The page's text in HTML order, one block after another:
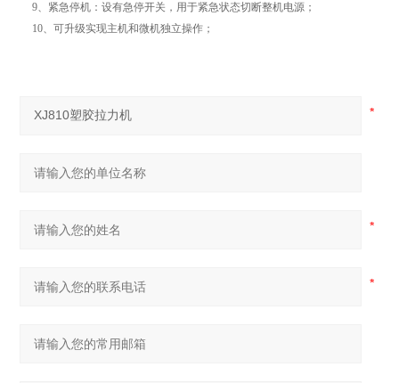
9、紧急停机：设有急停开关，用于紧急状态切断整机电源；
10、可升级实现主机和微机独立操作；